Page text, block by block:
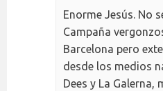
Enorme Jesús. No
Campaña
Barcelona pero
desde los medios
Dees y La Galerna,